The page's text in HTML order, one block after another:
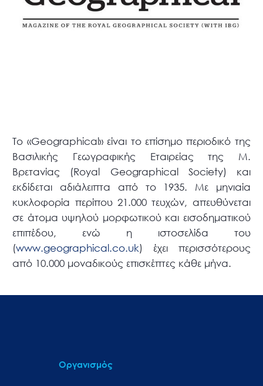
Το «Geographical» είναι το επίσημο περιοδικό της
Βασιλικής Γεωγραφικής Εταιρείας της Μ.
Βρετανίας (Royal Geographical Society) και
εκδίδεται αδιάλειπτα από το 1935. Με μηνιαία
κυκλοφορία περίπου 21.000 τευχών, απευθύνεται
σε άτομα υψηλού μορφωτικού και εισοδηματικού
επιπέδου, ενώ η ιστοσελίδα του
(www.geographical.co.uk) έχει περισσότερους
από 10.000 μοναδικούς επισκέπτες κάθε μήνα.
Οργανισμός